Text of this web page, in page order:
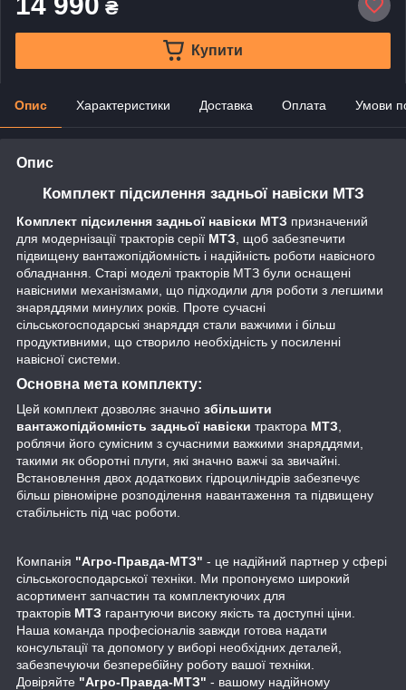
₴
Купити
Опис Характеристики Доставка Оплата Умови
Опис
Комплект підсилення задньої навіски МТЗ
Комплект підсилення задньої навіски МТЗ призначений
для модернізації тракторів серії МТЗ , щоб забезпечити
підвищену вантажопідйомність і надійність роботи навісного
обладнання. Старі моделі тракторів МТЗ були оснащені
навісними механізмами, що підходили для роботи з легшими
знаряддями минулих років. Проте сучасні
сільськогосподарські знаряддя стали важчими і більш
продуктивними, що створило необхідність у посиленні
навісної системи.
Основна мета комплекту:
Цей комплект дозволяє значно збільшити
вантажопідйомність задньої навіски трактора МТЗ
роблячи його сумісним з сучасними важкими знаряддями,
такими як оборотні плуги, які значно важчі за звичайні.
Встановлення двох додаткових гідроциліндрів забезпечує
більш рівномірне розподілення навантаження та підвищену
стабільність під час роботи.
Компанія "Агро-Правда-МТЗ" - це надійний партнер у сфері
сільськогосподарської техніки. Ми пропонуємо широкий
асортимент запчастин та комплектуючих для
тракторів МТЗ гарантуючи високу якість та доступні ціни.
Наша команда професіоналів завжди готова надати
консультації та допомогу у виборі необхідних деталей,
забезпечуючи безперебійну роботу вашої техніки.
Довіряйте "Агро-Правда-МТЗ" - вашому надійному